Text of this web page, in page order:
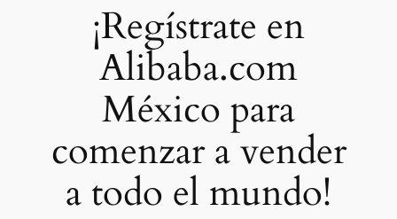
¡Regístrate en
Alibaba.com
México para
comenzar a vender
a todo el mundo!